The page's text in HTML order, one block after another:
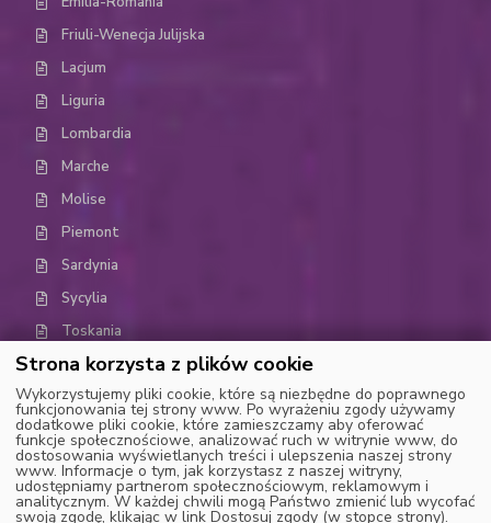
Friuli-Wenecja Julijska
Lacjum
Liguria
Lombardia
Marche
Molise
Piemont
Sardynia
Sycylia
Toskania
Trydent-Górna Adyga (Trentino-Alto Adige)
Umbria
Dolina Aosty
Wenecja Euganejska (Weneto)
Strona korzysta z plików cookie
Wykorzystujemy pliki cookie, które są niezbędne do poprawnego
funkcjonowania tej strony www. Po wyrażeniu zgody używamy
dodatkowe pliki cookie, które zamieszczamy aby oferować
funkcje społecznościowe, analizować ruch w witrynie www, do
dostosowania wyświetlanych treści i ulepszenia naszej strony
www. Informacje o tym, jak korzystasz z naszej witryny,
udostępniamy partnerom społecznościowym, reklamowym i
analitycznym. W każdej chwili mogą Państwo zmienić lub wycofać
swoją zgodę, klikając w link Dostosuj zgody (w stopce strony).